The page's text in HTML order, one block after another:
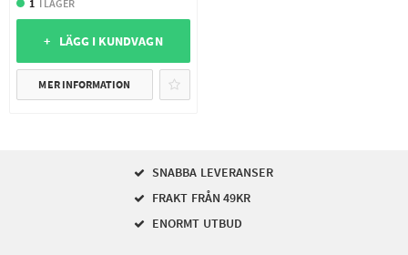
1 I LAGER
+ LÄGG I KUNDVAGN
MER INFORMATION
SNABBA LEVERANSER
FRAKT FRÅN 49KR
ENORMT UTBUD